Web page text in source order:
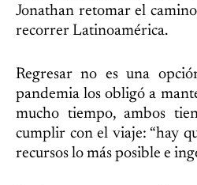
Jonathan retomar el
recorrer Latinoamérica.
Regresar no es una
pandemia los obligó a
mucho tiempo, ambos
cumplir con el viaje: “hay
recursos lo más posible e